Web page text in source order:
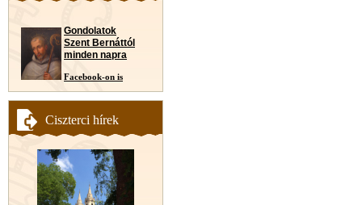
Gondolatok
Szent Bernáttól
minden napra
Facebook-on is
Ciszterci hírek